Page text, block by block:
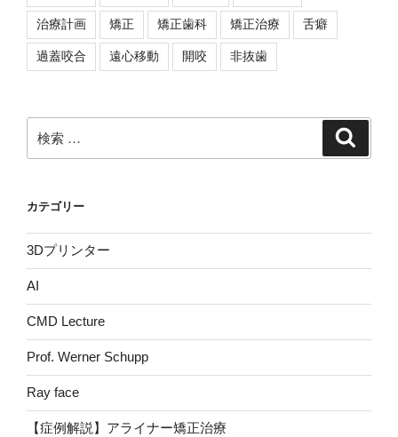
治療計画 矯正 矯正歯科 矯正治療 舌癖
過蓋咬合 遠心移動 開咬 非抜歯
索:
カテゴリー
3Dプリンター
AI
CMD Lecture
Prof. Werner Schupp
Ray face
【症例解説】アライナー矯正治療